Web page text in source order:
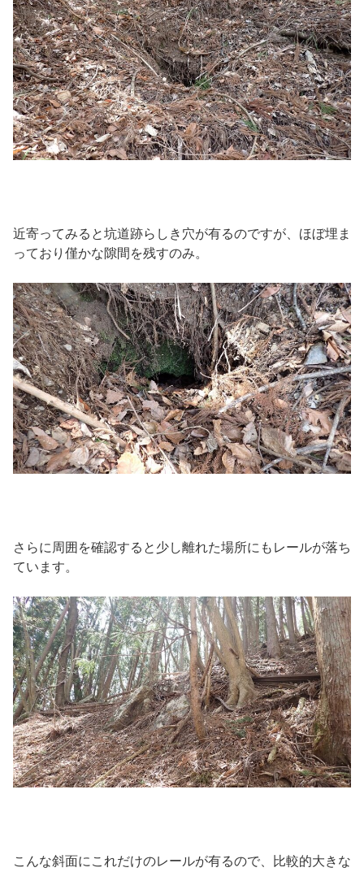
近寄ってみると坑道跡らしき穴が有るのですが、ほぼ埋ま
っており僅かな隙間を残すのみ。
さらに周囲を確認すると少し離れた場所にもレールが落ち
ています。
こんな斜面にこれだけのレールが有るので、比較的大きな